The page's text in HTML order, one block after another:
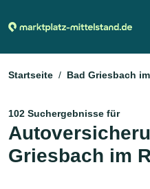
Startseite Bad Griesbach
102 Suchergebnisse für
Griesbach im